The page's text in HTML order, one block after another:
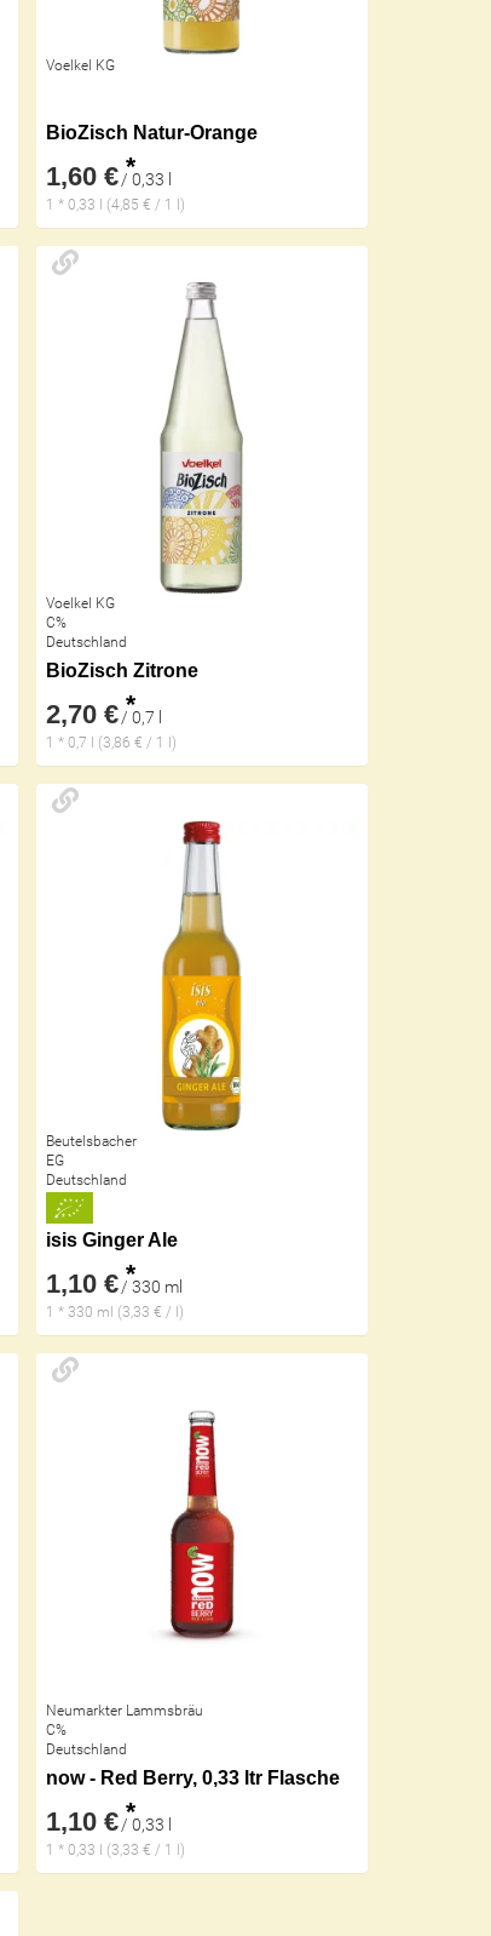
Voelkel KG
BioZisch Natur-Orange
1,60 € *
/ 0,33 l
1 * 0,33 l (4,85 € / 1 l)
Voelkel KG
C%
Deutschland
BioZisch Zitrone
2,70 € *
/ 0,7 l
1 * 0,7 l (3,86 € / 1 l)
Beutelsbacher
EG
Deutschland
isis Ginger Ale
1,10 € *
/ 330 ml
1 * 330 ml (3,33 € / l)
Neumarkter Lammsbräu
C%
Deutschland
now - Red Berry, 0,33 ltr Flasche
1,10 € *
/ 0,33 l
1 * 0,33 l (3,33 € / 1 l)